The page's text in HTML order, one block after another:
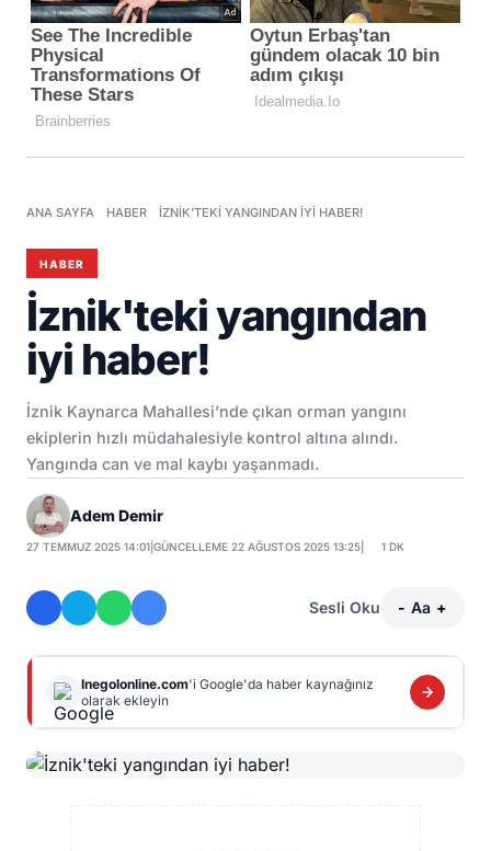
ANA SAYFA HABER İZNIK'TEKI YANGINDAN IYI HABER!
HABER
İznik'teki yangından
iyi haber!
İznik Kaynarca Mahallesi’nde çıkan orman yangını
ekiplerin hızlı müdahalesiyle kontrol altına alındı.
Yangında can ve mal kaybı yaşanmadı.
Adem Demir
27 TEMMUZ 2025 14:01 |GÜNCELLEME 22 AĞUSTOS 2025 13:25 1 DK
Sesli Oku - Aa +
Inegolonline.com'i Google'da haber kaynağınız
olarak ekleyin